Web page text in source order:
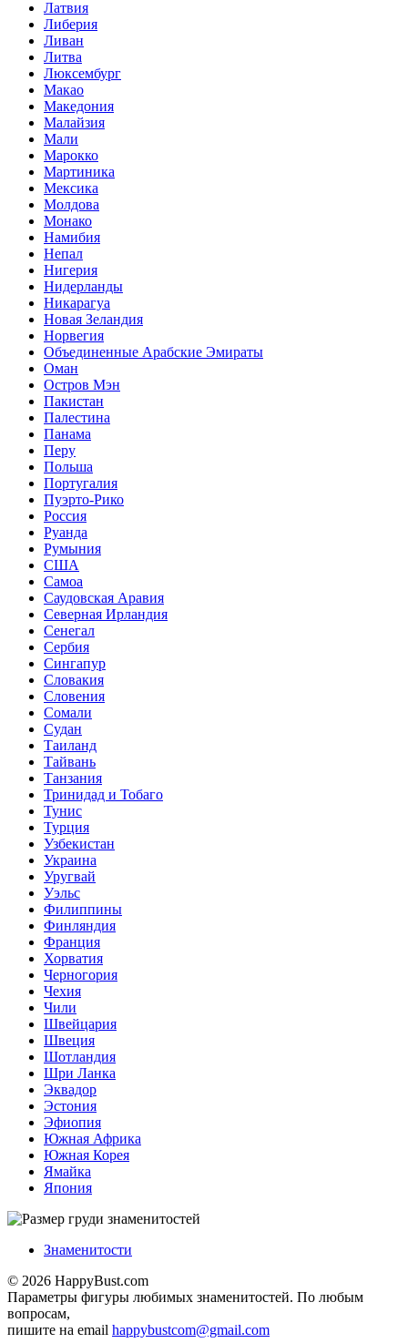
Латвия
Либерия
Ливан
Литва
Люксембург
Макао
Македония
Малайзия
Мали
Марокко
Мартиника
Мексика
Молдова
Монако
Намибия
Непал
Нигерия
Нидерланды
Никарагуа
Новая Зеландия
Норвегия
Объединенные Арабские Эмираты
Оман
Остров Мэн
Пакистан
Палестина
Панама
Перу
Польша
Португалия
Пуэрто-Рико
Россия
Руанда
Румыния
США
Самоа
Саудовская Аравия
Северная Ирландия
Сенегал
Сербия
Сингапур
Словакия
Словения
Сомали
Судан
Таиланд
Тайвань
Танзания
Тринидад и Тобаго
Тунис
Турция
Узбекистан
Украина
Уругвай
Уэльс
Филиппины
Финляндия
Франция
Хорватия
Черногория
Чехия
Чили
Швейцария
Швеция
Шотландия
Шри Ланка
Эквадор
Эстония
Эфиопия
Южная Африка
Южная Корея
Ямайка
Япония
Знаменитости
© 2026 HappyBust.com
Параметры фигуры любимых знаменитостей. По любым
вопросам,
пишите на email happybustcom@gmail.com